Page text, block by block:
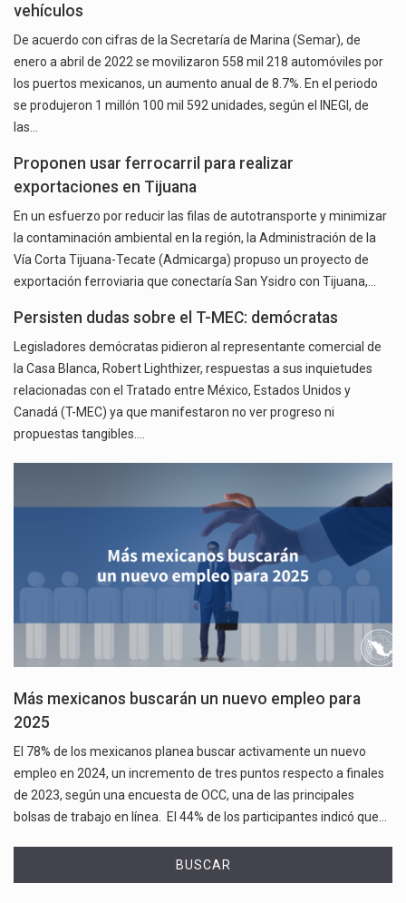
vehículos
De acuerdo con cifras de la Secretaría de Marina (Semar), de
enero a abril de 2022 se movilizaron 558 mil 218 automóviles por
los puertos mexicanos, un aumento anual de 8.7%. En el periodo
se produjeron 1 millón 100 mil 592 unidades, según el INEGI, de
las…
Proponen usar ferrocarril para realizar
exportaciones en Tijuana
En un esfuerzo por reducir las filas de autotransporte y minimizar
la contaminación ambiental en la región, la Administración de la
Vía Corta Tijuana-Tecate (Admicarga) propuso un proyecto de
exportación ferroviaria que conectaría San Ysidro con Tijuana,…
Persisten dudas sobre el T-MEC: demócratas
Legisladores demócratas pidieron al representante comercial de
la Casa Blanca, Robert Lighthizer, respuestas a sus inquietudes
relacionadas con el Tratado entre México, Estados Unidos y
Canadá (T-MEC) ya que manifestaron no ver progreso ni
propuestas tangibles.…
Más mexicanos buscarán un nuevo empleo para
2025
El 78% de los mexicanos planea buscar activamente un nuevo
empleo en 2024, un incremento de tres puntos respecto a finales
de 2023, según una encuesta de OCC, una de las principales
bolsas de trabajo en línea. El 44% de los participantes indicó que…
BUSCAR